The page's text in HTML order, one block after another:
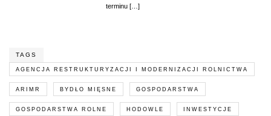
terminu […]
TAGS
AGENCJA RESTRUKTURYZACJI I MODERNIZACJI ROLNICTWA
ARIMR BYDŁO MIĘSNE GOSPODARSTWA
GOSPODARSTWA ROLNE HODOWLE INWESTYCJE